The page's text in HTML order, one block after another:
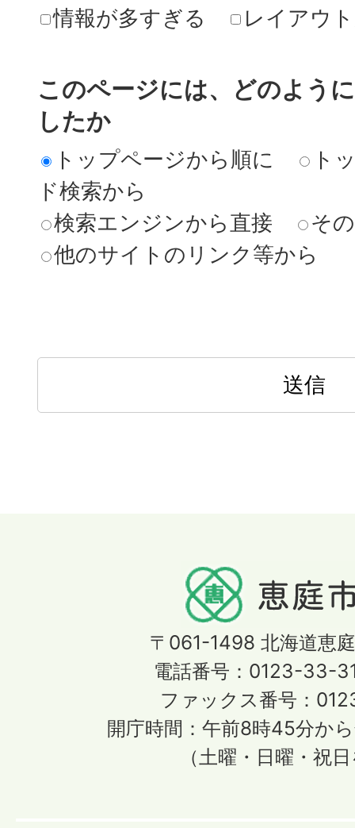
情報が多すぎる
レイアウ
このページには、どのよう
したか
トップページから順に
ト
ド検索から
検索エンジンから直接
そ
他のサイトのリンク等から
〒061-1498 北海道恵
電話番号：0123-33-
ファックス番号：
開庁時間：午前8時45分か
（土曜・日曜・祝